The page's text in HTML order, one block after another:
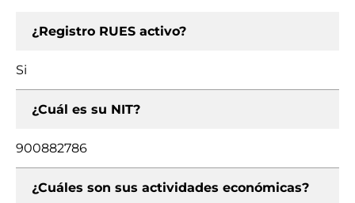
¿Registro RUES activo?
Si
¿Cuál es su NIT?
900882786
¿Cuáles son sus actividades económicas?